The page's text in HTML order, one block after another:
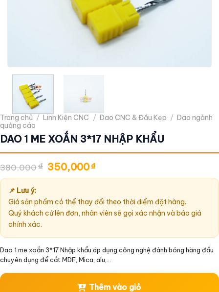
Trang chủ / Linh Kiện CNC / Dao CNC & Đầu Kẹp / Dao ngành
quảng cáo
DAO 1 ME XOẮN 3*17 NHẬP KHẨU
380,000₫ Giá
gốc
350,000₫Giá
350,000₫.
📌 Lưu ý:
Giá sản phẩm có thể thay đổi theo thời điểm đặt hàng.
Quý khách cứ lên đơn, nhân viên sẽ gọi xác nhận và báo giá
chính xác.
Dao 1 me xoắn 3*17 Nhập khẩu áp dụng công nghệ đánh bóng hàng đầu
chuyên dụng để cắt MDF, Mica, alu,…
Thêm vào giỏ